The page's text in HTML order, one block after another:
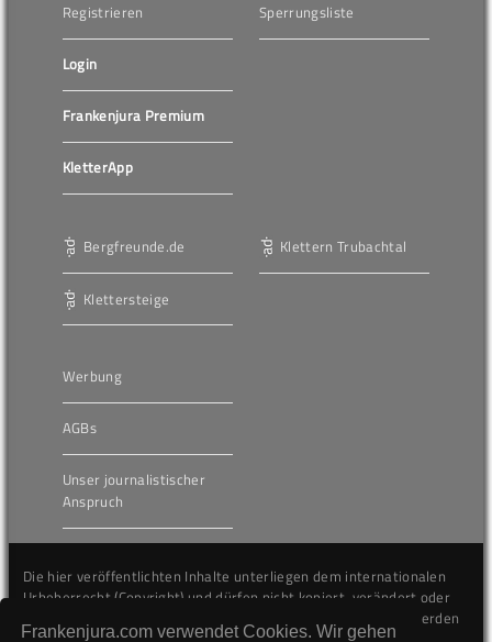
Frankenjura.com verwendet Cookies. Wir gehen
Registrieren
Login
Frankenjura Premium
KletterApp
Sperrungsliste
Bergfreunde.de
Klettersteige
Klettern Trubachtal
Werbung
AGBs
Unser journalistischer
Anspruch
Die hier veröffentlichten Inhalte unterliegen dem internationalen
Urheberrecht (Copyright) und dürfen nicht kopiert, verändert oder
unverändert wiederveröffentlicht werden. Gegen Verstöße werden